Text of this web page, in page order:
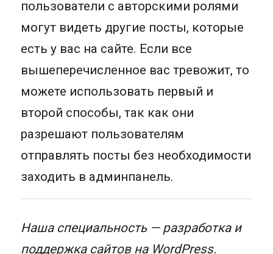
пользователи с авторскими ролями
могут видеть другие посты, которые
есть у вас на сайте. Если все
вышеперечисленное вас тревожит, то
можете использовать первый и
второй способы, так как они
разрешают пользователям
отправлять посты без необходимости
заходить в админпанель.
Наша специальность — разработка и
поддержка сайтов на WordPress.